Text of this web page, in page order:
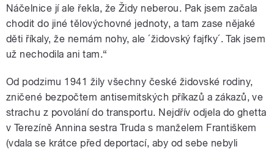
Náčelnice jí ale řekla, že Židy neberou. Pak jsem začala
chodit do jiné tělovýchovné jednoty, a tam zase nějaké
děti říkaly, že nemám nohy, ale ´židovský fajfky´. Tak jsem
už nechodila ani tam.“
Od podzimu 1941 žily všechny české židovské rodiny,
zničené bezpočtem antisemitských příkazů a zákazů, ve
strachu z povolání do transportu. Nejdřív odjela do ghetta
v Terezíně Annina sestra Truda s manželem Františkem
(vdala se krátce před deportací, aby od sebe nebyli